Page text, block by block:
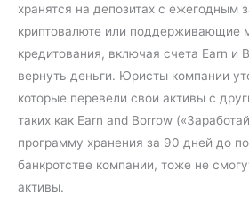
хранятся на депозитах с ежегодным
криптовалюте или поддерживающие
кредитования, включая счета Earn и
вернуть деньги. Юристы компании
которые перевели свои активы с
таких как Earn and Borrow
программу хранения за 90 дней до
банкротстве компании, тоже не
активы.